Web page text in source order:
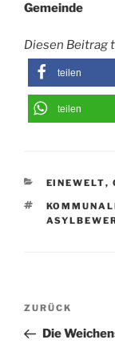
Gemeinde
Diesen Beitrag
teilen
teilen
EINEWELT,
Vorheriger
Beitrag
ZURÜCK
Die